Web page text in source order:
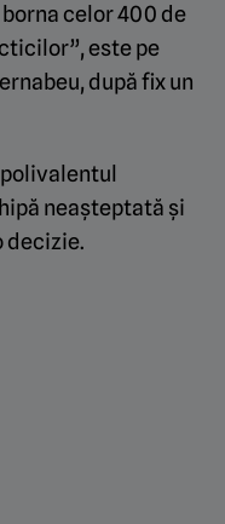
celor 400 de
este pe
după fix un
neașteptată și
decizie.